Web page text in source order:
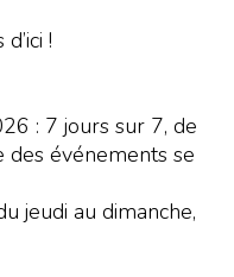
!
: 7 jours sur 7, de
événements se
jeudi au dimanche,